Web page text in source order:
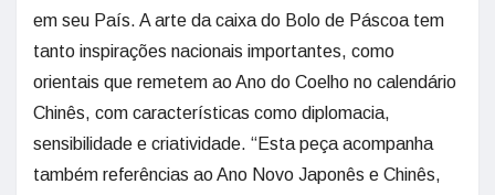
em seu País. A arte da caixa do Bolo de Páscoa tem
tanto inspirações nacionais importantes, como
orientais que remetem ao Ano do Coelho no calendário
Chinês, com características como diplomacia,
sensibilidade e criatividade. “Esta peça acompanha
também referências ao Ano Novo Japonês e Chinês,